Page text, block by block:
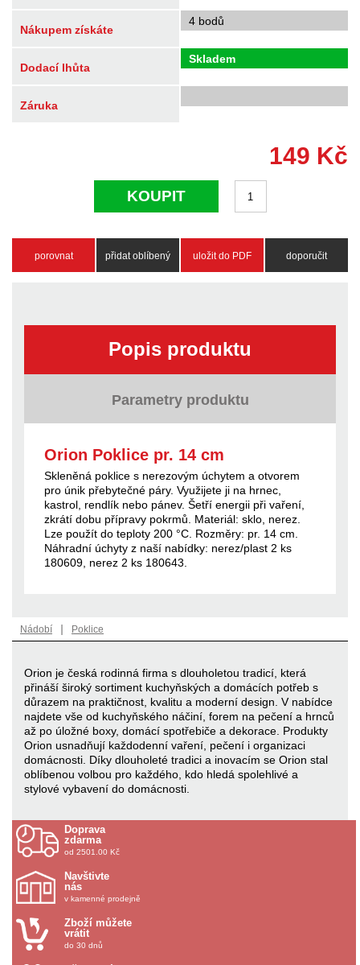
Nákupem získáte
4 bodů
Dodací lhůta
Skladem
Záruka
149 Kč
KOUPIT
porovnat přidat oblíbený uložit do PDF doporučit
Popis produktu
Parametry produktu
Orion Poklice pr. 14 cm
Skleněná poklice s nerezovým úchytem a otvorem
pro únik přebytečné páry. Využijete ji na hrnec,
kastrol, rendlík nebo pánev. Šetří energii při vaření,
zkrátí dobu přípravy pokrmů. Materiál: sklo, nerez.
Lze použít do teploty 200 °C. Rozměry: pr. 14 cm.
Náhradní úchyty z naší nabídky: nerez/plast 2 ks
180609, nerez 2 ks 180643.
Nádobí | Poklice
Orion je česká rodinná firma s dlouholetou tradicí, která
přináší široký sortiment kuchyňských a domácích potřeb s
důrazem na praktičnost, kvalitu a moderní design. V nabídce
najdete vše od kuchyňského náčiní, forem na pečení a hrnců
až po úložné boxy, domácí spotřebiče a dekorace. Produkty
Orion usnadňují každodenní vaření, pečení i organizaci
domácnosti. Díky dlouholeté tradici a inovacím se Orion stal
oblíbenou volbou pro každého, kdo hledá spolehlivé a
stylové vybavení do domácnosti.
Doprava
zdarma
od 2501.00 Kč
Navštivte
nás
v kamenné prodejně
Zboží můžete
vrátit
do 30 dnů